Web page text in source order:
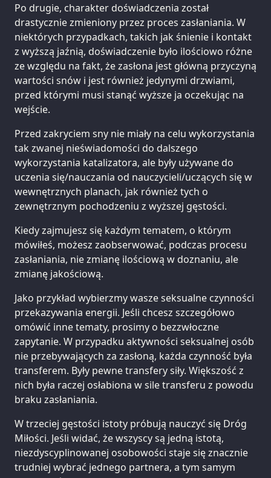
Po drugie, charakter doświadczenia został
drastycznie zmieniony przez proces zasłaniania. W
niektórych przypadkach, takich jak śnienie i kontakt
z wyższą jaźnią, doświadczenie było ilościowo różne
ze względu na fakt, że zasłona jest główną przyczyną
wartości snów i jest również jedynymi drzwiami,
przed którymi musi stanąć wyższe ja oczekując na
wejście.
Przed zakryciem sny nie miały na celu wykorzystania
tak zwanej nieświadomości do dalszego
wykorzystania katalizatora, ale były używane do
uczenia się/nauczania od nauczycieli/uczących się w
wewnętrznych planach, jak również tych o
zewnętrznym pochodzeniu z wyższej gęstości.
Kiedy zajmujesz się każdym tematem, o którym
mówiłeś, możesz zaobserwować, podczas procesu
zasłaniania, nie zmianę ilościową w doznaniu, ale
zmianę jakościową.
Jako przykład wybierzmy wasze seksualne czynności
przekazywania energii. Jeśli chcesz szczegółowo
omówić inne tematy, prosimy o bezzwłoczne
zapytanie. W przypadku aktywności seksualnej osób
nie przebywających za zasłoną, każda czynność była
transferem. Były pewne transfery siły. Większość z
nich była raczej osłabiona w sile transferu z powodu
braku zasłaniania.
W trzeciej gęstości istoty próbują nauczyć się Dróg
Miłości. Jeśli widać, że wszyscy są jedną istotą,
niezdyscyplinowanej osobowości staje się znacznie
trudniej wybrać jednego partnera, a tym samym